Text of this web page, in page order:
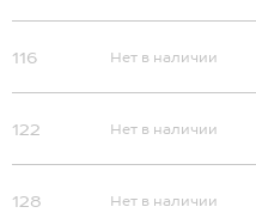
116 Нет в наличии
122 Нет в наличии
128 Нет в наличии